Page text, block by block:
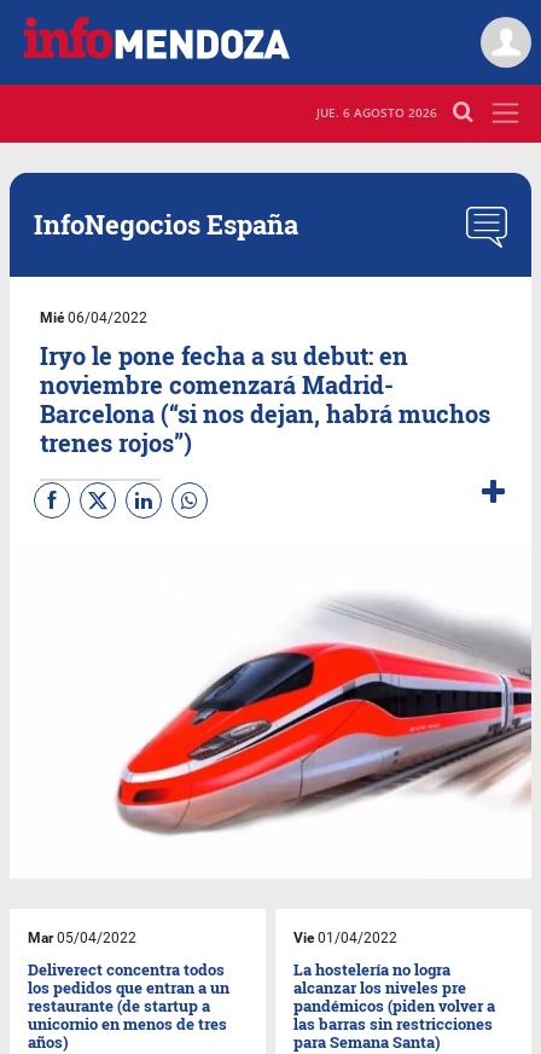
JUE. 6 AGOSTO 2026
InfoNegocios España
Mié06/04/2022
Iryo le pone fecha a su debut: en
noviembre comenzará Madrid-
Barcelona (“si nos dejan, habrá muchos
trenes rojos”)
Mar05/04/2022
Deliverect concentra todos
los pedidos que entran a un
restaurante (de startup a
unicornio en menos de tres
años)
Vie01/04/2022
La hostelería no logra
alcanzar los niveles pre
pandémicos (piden volver a
las barras sin restricciones
para Semana Santa)